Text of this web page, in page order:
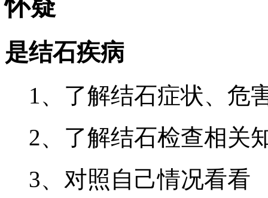
怀疑
是结石疾病
1、了解结石症状、危
2、了解结石检查相关
3、对照自己情况看看